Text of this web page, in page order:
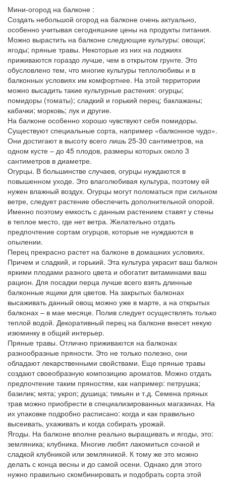
Мини-огород на балконе :
Создать небольшой огород на балконе очень актуально,
особенно учитывая сегодняшние цены на продукты питания.
Можно вырастить на балконе следующие культуры: овощи;
ягоды; пряные травы. Некоторые из них на лоджиях
приживаются гораздо лучше, чем в открытом грунте. Это
обусловлено тем, что многие культуры теплолюбивы и в
балконных условиях им комфортнее. На этой территории
можно высадить такие культурные растения: огурцы;
помидоры (томаты); сладкий и горький перец; баклажаны;
кабачки; морковь; лук и другие.
На балконе особенно хорошо чувствуют себя помидоры.
Существуют специальные сорта, например «балконное чудо».
Они достигают в высоту всего лишь 25-30 сантиметров, на
одном кусте – до 45 плодов, размеры которых около 3
сантиметров в диаметре.
Огурцы. В большинстве случаев, огурцы нуждаются в
повышенном уходе. Это влаголюбивая культура, поэтому ей
нужен влажный воздух. Огурцы могут поломаться при сильном
ветре, следует растение обеспечить дополнительной опорой.
Именно поэтому емкость с данным растением ставят у стены
в теплое место, где нет ветра. Желательно отдать
предпочтение сортам огурцов, которые не нуждаются в
опылении.
Перец прекрасно растет на балконе в домашних условиях.
Причем и сладкий, и горький. Эта культура украсит ваш балкон
яркими плодами разного цвета и обогатит витаминами ваш
рацион. Для посадки перца лучше всего взять длинные
балконные ящики для цветов. На закрытых балконах
высаживать данный овощ можно уже в марте, а на открытых
балконах – в мае месяце. Полив следует осуществлять только
теплой водой. Декоративный перец на балконе внесет некую
изюминку в общий интерьер.
Пряные травы. Отлично приживаются на балконах
разнообразные пряности. Это не только полезно, они
обладают лекарственными свойствами. Еще пряные травы
создают своеобразную композицию ароматов. Можно отдать
предпочтение таким пряностям, как например: петрушка;
базилик; мята; укроп; душица; тимьян и т.д. Семена пряных
трав можно приобрести в специализированных магазинах. На
их упаковке подробно расписано: когда и как правильно
высеивать, ухаживать и когда собирать урожай.
Ягоды. На балконе вполне реально выращивать и ягоды, это:
земляника; клубника. Многие любят лакомиться сочной и
сладкой клубникой или земляникой. К тому же это можно
делать с конца весны и до самой осени. Однако для этого
нужно правильно скомбинировать и подобрать сорта этой